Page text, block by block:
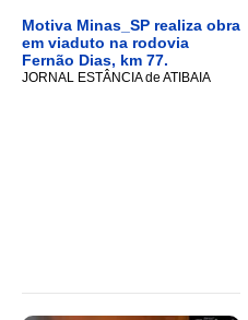
Motiva Minas_SP realiza obra
em viaduto na rodovia
Fernão Dias, km 77.
JORNAL ESTÂNCIA de ATIBAIA